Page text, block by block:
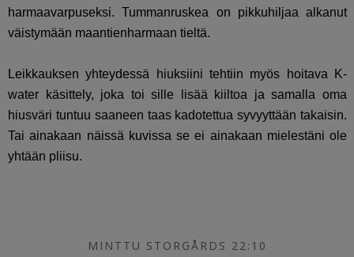
harmaavarpuseksi. Tummanruskea on pikkuhiljaa alkanut
väistymään maantienharmaan tieltä.
Leikkauksen yhteydessä hiuksiini tehtiin myös hoitava K-
water käsittely, joka toi sille lisää kiiltoa ja samalla oma
hiusväri tuntuu saaneen taas kadotettua syvyyttään takaisin.
Tai ainakaan näissä kuvissa se ei ainakaan mielestäni ole
yhtään pliisu.
MINTTU STORGÅRDS 22:10